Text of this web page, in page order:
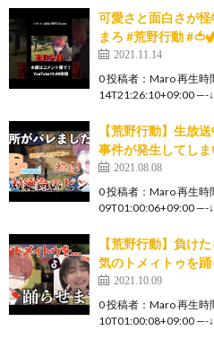
可愛さと面白さが
まろ #荒野行動
2021.11.14
0 投稿者：Maro 再生
14T21:26:10+09:00 —-
【荒野行動】生放
事件が発生してし
2021.08.08
0 投稿者：Maro 再生
09T01:00:06+09:00 —-
【荒野行動】負け
気のトメィトゥを
2021.10.09
0 投稿者：Maro 再生
10T01:00:08+09:00 —-